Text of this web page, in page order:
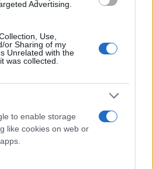
Advertising.
Use,
or Sharing of my
Unrelated with the
was collected.
to enable storage
like cookies on web or
ακόμη και την